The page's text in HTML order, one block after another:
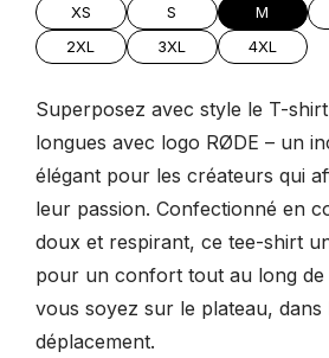
XS S M
2XL
3XL 4XL
Superposez avec style le T-
longues avec logo RØDE – un
élégant pour les créateurs qui
leur passion. Confectionné en
doux et respirant, ce tee-shirt
pour un confort tout au long de
vous soyez sur le plateau, dans
déplacement.